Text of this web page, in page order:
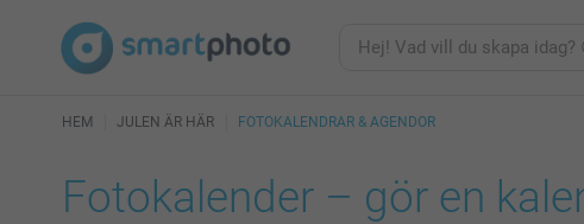
HEM JULEN ÄR HÄR FOTOKALENDRAR & AGENDOR
Fotokalender – gör en